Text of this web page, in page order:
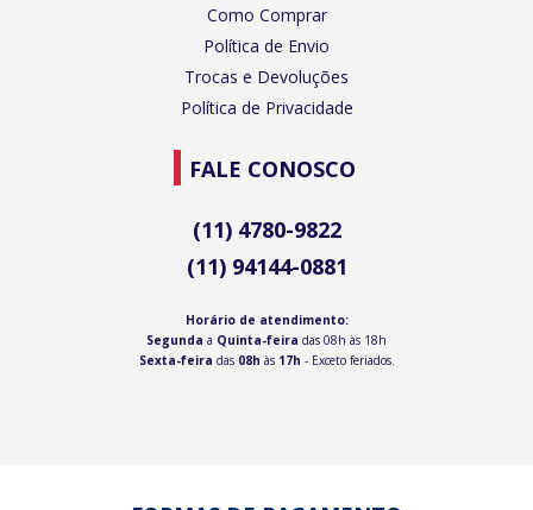
Como Comprar
Política de Envio
Trocas e Devoluções
Política de Privacidade
FALE CONOSCO
(11) 4780-9822
(11) 94144-0881
Horário de atendimento:
Segunda a Quinta-feira das 08h às 18h
Sexta-feira das 08h às 17h - Exceto feriados.